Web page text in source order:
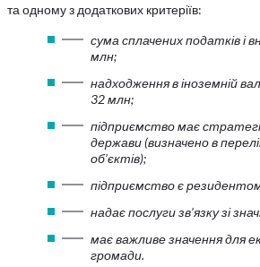
та одному з додаткових критеріїв:
сума сплачених податків і
млн;
надходження в іноземній
32 млн;
підприємство має
держави (визначено в
об’єктів);
підприємство є резидентом
надає послуги зв’язку зі
має важливе значення для
громади.